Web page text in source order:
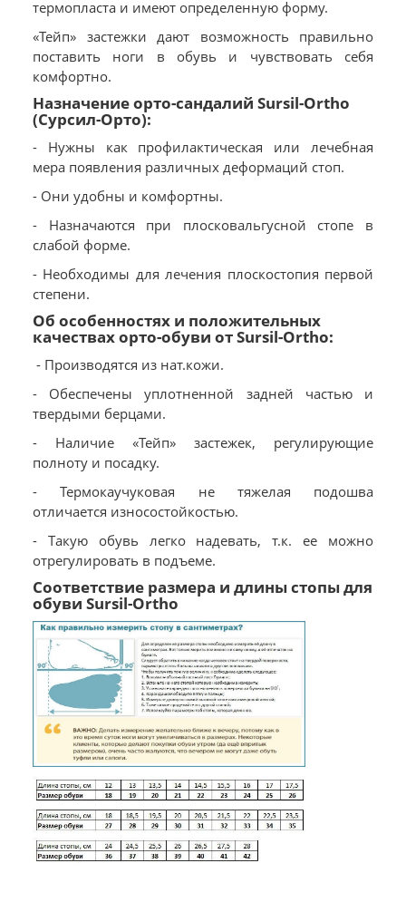
термопласта и имеют определенную форму.
«Тейп» застежки дают возможность правильно
поставить ноги в обувь и чувствовать себя
комфортно.
Назначение орто-сандалий Sursil-Ortho
(Сурсил-Орто):
- Нужны как профилактическая или лечебная
мера появления различных деформаций стоп.
- Они удобны и комфортны.
- Назначаются при плосковальгусной стопе в
слабой форме.
- Необходимы для лечения плоскостопия первой
степени.
Об особенностях и положительных
качествах орто-обуви от Sursil-Ortho:
- Производятся из нат.кожи.
- Обеспечены уплотненной задней частью и
твердыми берцами.
- Наличие «Тейп» застежек, регулирующие
полноту и посадку.
- Термокаучуковая не тяжелая подошва
отличается износостойкостью.
- Такую обувь легко надевать, т.к. ее можно
отрегулировать в подъеме.
Соответствие размера и длины стопы для
обуви Sursil-Ortho